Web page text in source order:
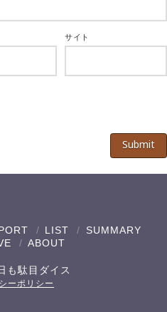
サイト
LIST
SUMMARY
ABOUT
も駄目ダイス
ーポリシー